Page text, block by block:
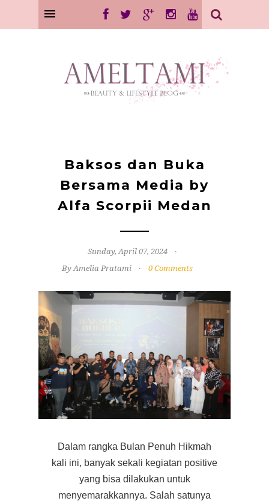
Baksos dan Buka
Bersama Media by
Alfa Scorpii Medan
Sunday, April 07, 2024
By Amelia Pratami
0 Comments
Dalam rangka Bulan Penuh Hikmah
kali ini, banyak sekali kegiatan positive
yang bisa dilakukan untuk
menyemarakkannya. Salah satunya